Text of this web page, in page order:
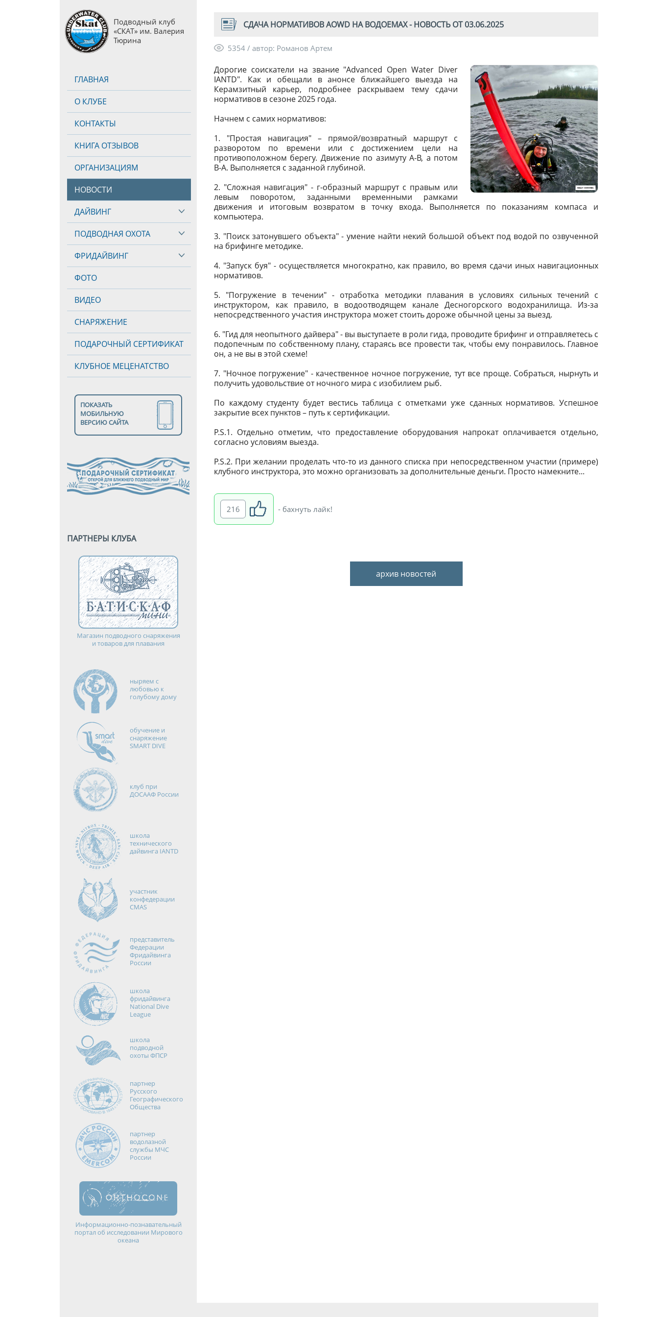
Подводный клуб
«СКАТ» им. Валерия
Тюрина
ГЛАВНАЯ
О КЛУБЕ
КОНТАКТЫ
КНИГА ОТЗЫВОВ
ОРГАНИЗАЦИЯМ
НОВОСТИ
ДАЙВИНГ
ПОДВОДНАЯ ОХОТА
ФРИДАЙВИНГ
ФОТО
ВИДЕО
СНАРЯЖЕНИЕ
ПОДАРОЧНЫЙ СЕРТИФИКАТ
КЛУБНОЕ МЕЦЕНАТСТВО
ПОКАЗАТЬ
МОБИЛЬНУЮ
ВЕРСИЮ САЙТА
ПАРТНЕРЫ КЛУБА
Магазин подводного снаряжения
и товаров для плавания
ныряем с
любовью к
голубому дому
обучение и
снаряжение
SMART DIVE
клуб при
ДОСААФ России
школа
технического
дайвинга IANTD
участник
конфедерации
CMAS
представитель
Федерации
Фридайвинга
России
школа
фридайвинга
National Dive
League
школа
подводной
охоты ФПСР
партнер
Русского
Географического
Общества
партнер
водолазной
службы МЧС
России
Информационно-познавательный
портал об исследовании Мирового
океана
СДАЧА НОРМАТИВОВ AOWD НА ВОДОЕМАХ - НОВОСТЬ ОТ 03.06.2025
5354 / автор: Романов Артем
Дорогие соискатели на звание "Advanced Open Water Diver
IANTD". Как и обещали в анонсе ближайшего выезда на
Керамзитный карьер, подробнее раскрываем тему сдачи
нормативов в сезоне 2025 года.
Начнем с самих нормативов:
1. "Простая навигация" – прямой/возвратный маршрут с
разворотом по времени или с достижением цели на
противоположном берегу. Движение по азимуту A-B, а потом
B-A. Выполняется с заданной глубиной.
2. "Сложная навигация" - г-образный маршрут с правым или
левым поворотом, заданными временными рамками
движения и итоговым возвратом в точку входа. Выполняется по показаниям компаса и
компьютера.
3. "Поиск затонувшего объекта" - умение найти некий большой объект под водой по озвученной
на брифинге методике.
4. "Запуск буя" - осуществляется многократно, как правило, во время сдачи иных навигационных
нормативов.
5. "Погружение в течении" - отработка методики плавания в условиях сильных течений с
инструктором, как правило, в водоотводящем канале Десногорского водохранилища. Из-за
непосредственного участия инструктора может стоить дороже обычной цены за выезд.
6. "Гид для неопытного дайвера" - вы выступаете в роли гида, проводите брифинг и отправляетесь с
подопечным по собственному плану, стараясь все провести так, чтобы ему понравилось. Главное
он, а не вы в этой схеме!
7. "Ночное погружение" - качественное ночное погружение, тут все проще. Собраться, нырнуть и
получить удовольствие от ночного мира с изобилием рыб.
По каждому студенту будет вестись таблица с отметками уже сданных нормативов. Успешное
закрытие всех пунктов – путь к сертификации.
P.S.1. Отдельно отметим, что предоставление оборудования напрокат оплачивается отдельно,
согласно условиям выезда.
P.S.2. При желании проделать что-то из данного списка при непосредственном участии (примере)
клубного инструктора, это можно организовать за дополнительные деньги. Просто намекните...
216 - бахнуть лайк!
архив новостей